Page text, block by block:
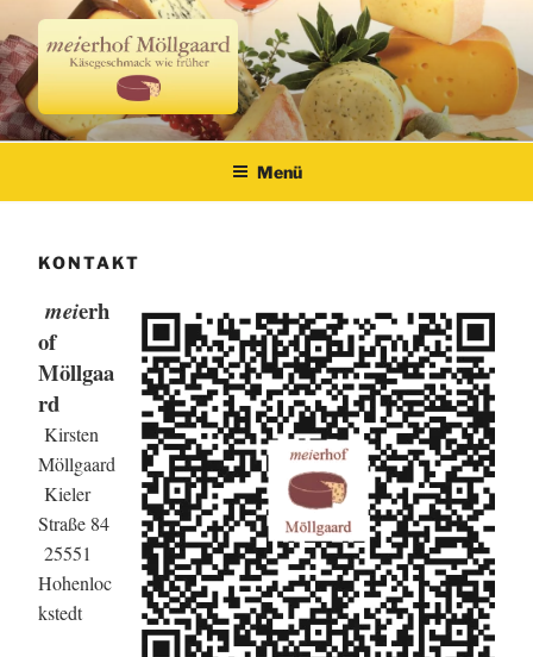
Inhalt
springen
Meierhof Möllgaard
Käsegeschmack wie früher
Menü
KONTAKT
meierh
of
Möllgaa
rd
Kirsten
Möllgaard
Kieler
Straße 84
25551
Hohenloc
kstedt